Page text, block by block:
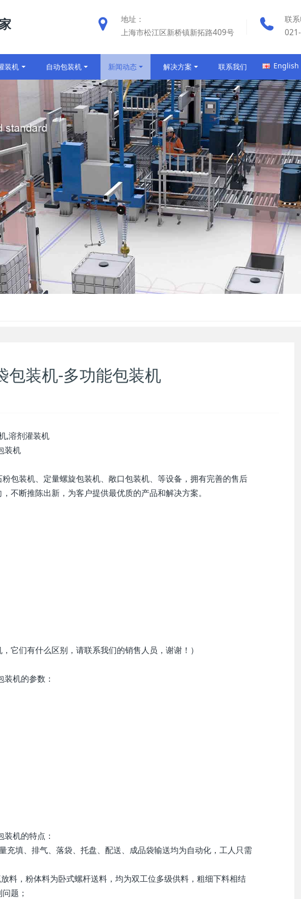
地址：
上海市松江区新桥镇新拓路409号
联
装机 自动包装机 新闻动态 解决方案 联系我们 English
包装机-多功能包装机
装机
包装机、定量螺旋包装机、敞口包装机、等设备，拥有完善的售后
不断推陈出新，为客户提供最优质的产品和解决方案。
它们有什么区别，请联系我们的销售人员，谢谢！）
装机的参数：
装机的特点：
充填、排气、落袋、托盘、配送、成品袋输送均为自动化，工人只需
料，粉体料为卧式螺杆送料，均为双工位多级供料，粗细下料相结
题；